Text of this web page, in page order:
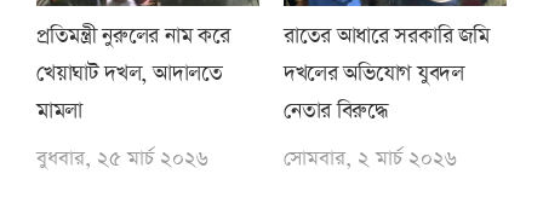
প্রতিমন্ত্রী নুরুলের নাম করে
খেয়াঘাট দখল, আদালতে
মামলা
বুধবার, ২৫ মার্চ ২০২৬
রাতের আধারে সরকারি জমি
দখলের অভিযোগ যুবদল
নেতার বিরুদ্ধে
সোমবার, ২ মার্চ ২০২৬